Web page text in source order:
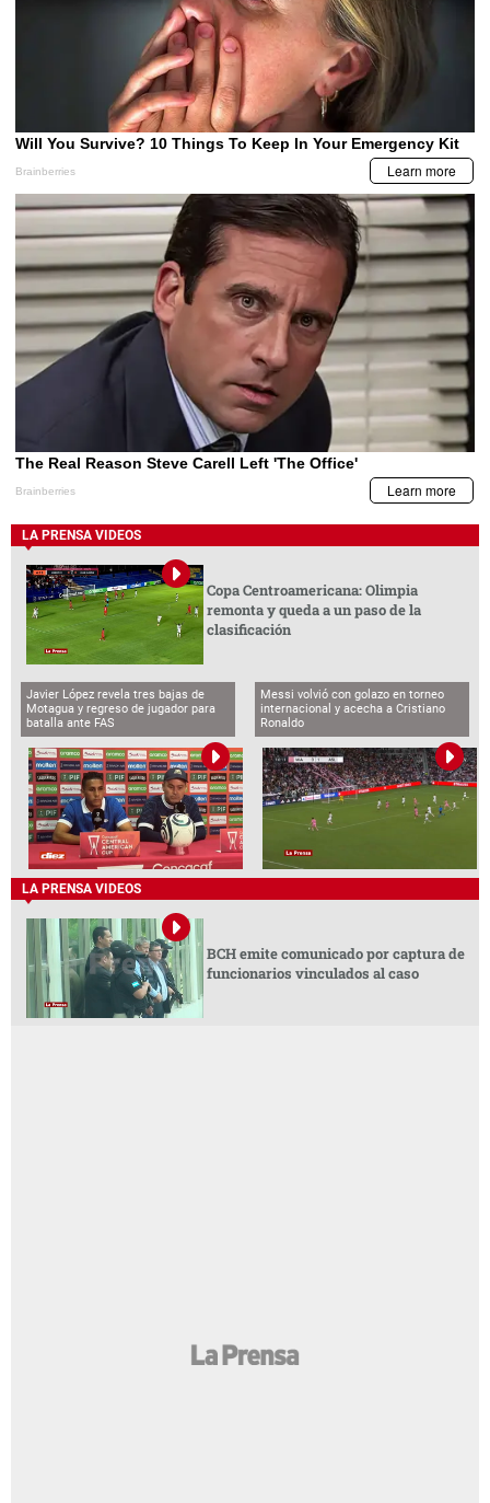
LA PRENSA VIDEOS
Copa Centroamericana: Olimpia
remonta y queda a un paso de la
clasificación
Javier López revela tres bajas de
Motagua y regreso de jugador para
batalla ante FAS
Messi volvió con golazo en torneo
internacional y acecha a Cristiano
Ronaldo
LA PRENSA VIDEOS
BCH emite comunicado por captura de
funcionarios vinculados al caso